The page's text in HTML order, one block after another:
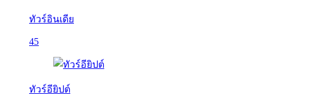
ทัวร์อินเดีย
45
ทัวร์อียิปต์